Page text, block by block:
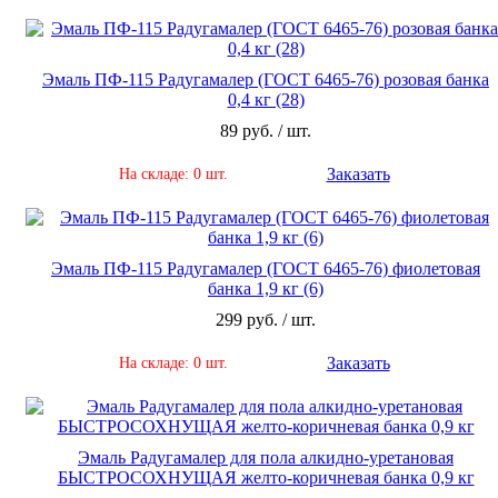
Эмаль ПФ-115 Радугамалер (ГОСТ 6465-76) розовая банка
0,4 кг (28)
89 руб. / шт.
На складе: 0 шт. Заказать
Эмаль ПФ-115 Радугамалер (ГОСТ 6465-76) фиолетовая
банка 1,9 кг (6)
299 руб. / шт.
На складе: 0 шт. Заказать
Эмаль Радугамалер для пола алкидно-уретановая
БЫСТРОСОХНУЩАЯ желто-коричневая банка 0,9 кг